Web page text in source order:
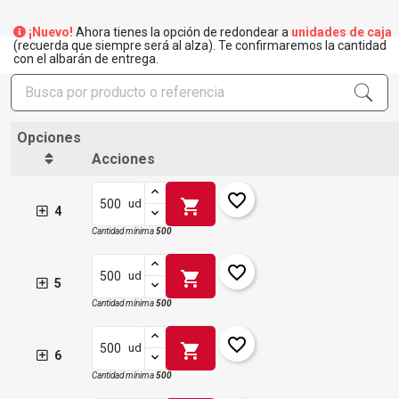
Añadir a la lista de deseos
Crear lista de deseos
Nombre de la lista de deseos
Iniciar sesión
Debe iniciar sesión para guardar productos en su lista de
¡Nuevo! Ahora tienes la opción de redondear a unidades de caja
(recuerda que siempre será al alza). Te confirmaremos la cantidad
con el albarán de entrega.
Opciones
Acciones
4
ud shopping_cart favorite_border
Cantidad mínima500
5
ud shopping_cart favorite_border
Cantidad mínima500
6
ud shopping_cart favorite_border
Cantidad mínima500